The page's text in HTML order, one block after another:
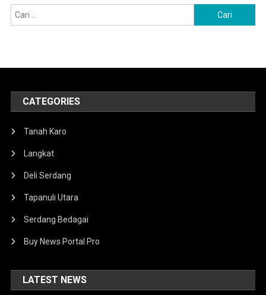
untuk:
CATEGORIES
Tanah Karo
Langkat
Deli Serdang
Tapanuli Utara
Serdang Bedagai
Buy News Portal Pro
LATEST NEWS